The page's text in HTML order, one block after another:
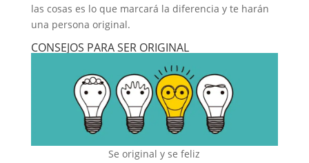
las cosas es lo que marcará la diferencia y te harán
una persona original.
CONSEJOS PARA SER ORIGINAL
Se original y se feliz